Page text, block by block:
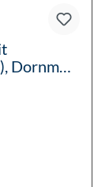
Dornmaß